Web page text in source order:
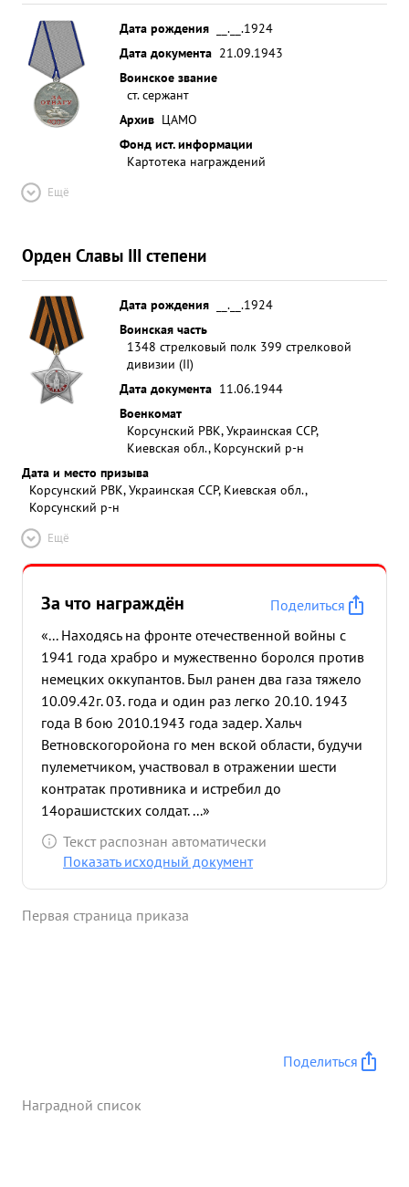
Дата рождения
__.__.1924
Дата документа 21.09.1943
Воинское звание
ст. сержант
Архив ЦАМО
Фонд ист. информации
Картотека награждений
Ещё
Орден Славы III степени
Дата рождения
__.__.1924
Воинская часть
1348 стрелковый полк 399 стрелковой
дивизии (II)
Дата документа 11.06.1944
Военкомат
Корсунский РВК, Украинская ССР,
Киевская обл., Корсунский р-н
Дата и место призыва
Корсунский РВК, Украинская ССР, Киевская обл.,
Корсунский р-н
Ещё
За что награждён
Поделиться
«... Находясь на фронте отечественной войны с
1941 года храбро и мужественно боролся против
немецких оккупантов. Был ранен два газа тяжело
10.09.42г. 03. года и один раз легко 20.10. 1943
года В бою 2010.1943 года задер. Хальч
Ветновскогоройона го мен вской области, будучи
пулеметчиком, участвовал в отражении шести
контратак противника и истребил до
14орашистских солдат. ...»
Текст распознан автоматически
Показать исходный документ
Первая страница приказа
Поделиться
Наградной список